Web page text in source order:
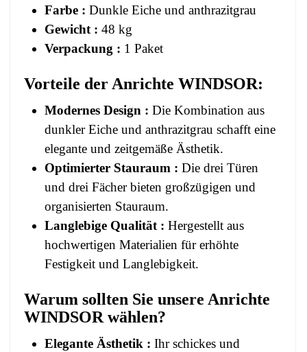
Farbe : Dunkle Eiche und anthrazitgrau
Gewicht : 48 kg
Verpackung : 1 Paket
Vorteile der Anrichte WINDSOR:
Modernes Design : Die Kombination aus
dunkler Eiche und anthrazitgrau schafft eine
elegante und zeitgemäße Ästhetik.
Optimierter Stauraum : Die drei Türen
und drei Fächer bieten großzügigen und
organisierten Stauraum.
Langlebige Qualität : Hergestellt aus
hochwertigen Materialien für erhöhte
Festigkeit und Langlebigkeit.
Warum sollten Sie unsere Anrichte
WINDSOR wählen?
Elegante Ästhetik : Ihr schickes und